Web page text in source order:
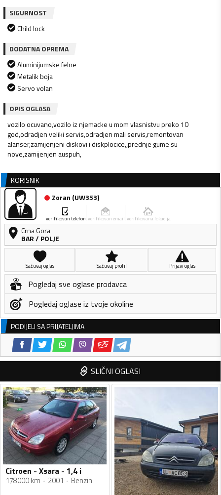
SIGURNOST
Child lock
DODATNA OPREMA
Aluminijumske felne
Metalik boja
Servo volan
OPIS OGLASA
vozilo ocuvano,vozilo iz njemacke u mom vlasnistvu preko 10
god,odradjen veliki servis,odradjen mali servis,remontovan
alanser,zamijenjeni diskovi i diskplocice,,prednje gume su
nove,zamijenjen auspuh,
KORISNIK
Zoran (UW353)
verifikovan telefon verifikovan email verifikovana lokacija
Crna Gora
BAR/ POLJE
Sačuvaj oglas Sačuvaj profil Prijavi oglas
Pogledaj sve oglase prodavca
Pogledaj oglase iz tvoje okoline
PODIJELI SA PRIJATELJIMA
SLIČNI OGLASI
Citroen - Xsara - 1,4 i
178000 km 2001 Benzin